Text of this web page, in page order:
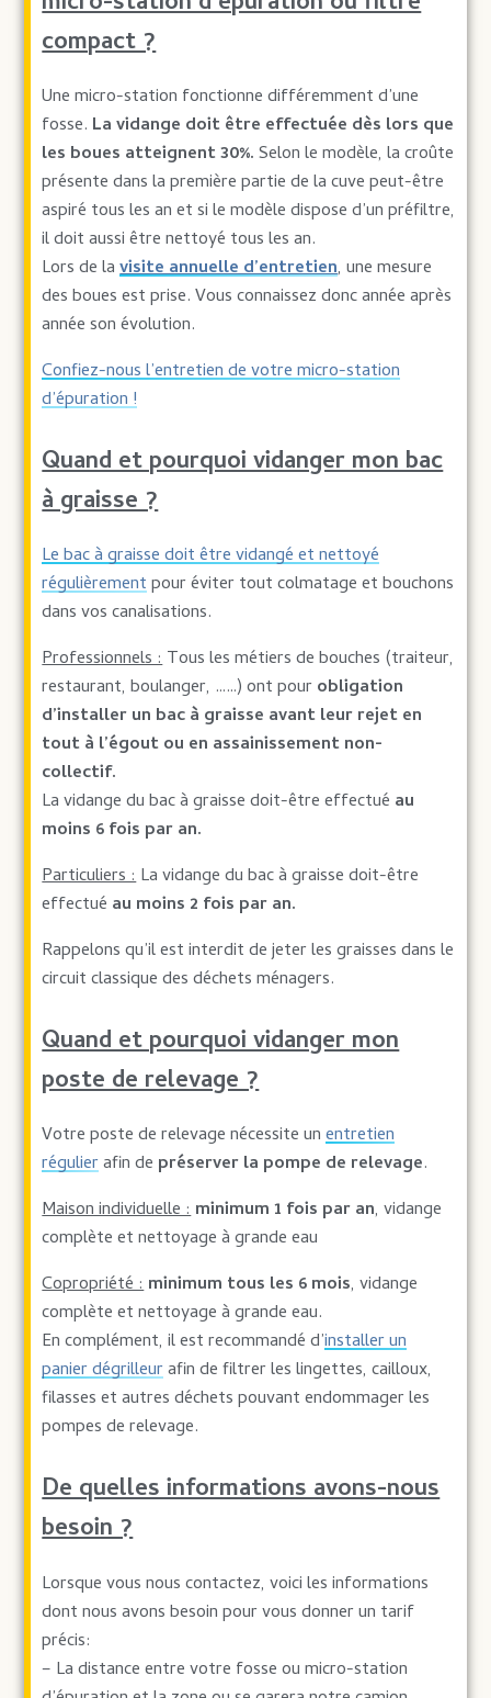
compact ?
Une micro-station fonctionne différemment d’une
fosse. La vidange doit être effectuée dès lors que
les boues atteignent 30%.Selon le modèle, la croûte
présente dans la première partie de la cuve peut-être
aspiré tous les an et si le modèle dispose d’un préfiltre,
il doit aussi être nettoyé tous les an.
Lors de lavisite annuelle d’entretien, une mesure
des boues est prise. Vous connaissez donc année après
année son évolution.
Confiez-nous l’entretien de votre micro-station
d’épuration !
Quand et pourquoi vidanger mon bac
à graisse ?
Le bac à graisse doit être vidangé et nettoyé
régulièrementpour éviter tout colmatage et bouchons
dans vos canalisations.
Professionnels :Tous les métiers de bouches (traiteur,
restaurant, boulanger, ……) ont pourobligation
d’installer un bac à graisse avant leur rejet en
tout à l’égout ou en assainissement non-
collectif.
La vidange du bac à graisse doit-être effectué au
moins 6 fois par an.
Particuliers :La vidange du bac à graisse doit-être
effectué au moins 2 fois par an.
Rappelons qu’il est interdit de jeter les graisses dans le
circuit classique des déchets ménagers.
Quand et pourquoi vidanger mon
poste de relevage ?
Votre poste de relevage nécessite unentretien
régulierafin de préserver la pompe de relevage.
Maison individuelle :minimum 1 fois par an, vidange
complète et nettoyage à grande eau
Copropriété :minimum tous les 6 mois, vidange
complète et nettoyage à grande eau.
En complément, il est recommandé d’installer un
panier dégrilleurafin de filtrer les lingettes, cailloux,
filasses et autres déchets pouvant endommager les
pompes de relevage.
De quelles informations avons-nous
besoin ?
Lorsque vous nous contactez, voici les informations
dont nous avons besoin pour vous donner un tarif
précis:
– La distance entre votre fosse ou micro-station